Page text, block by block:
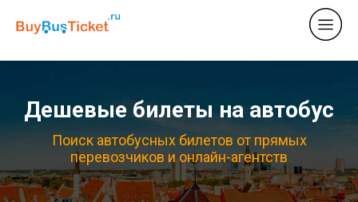
Дешевые билеты на автобус
Поиск автобусных билетов от прямых
перевозчиков и онлайн-агентств